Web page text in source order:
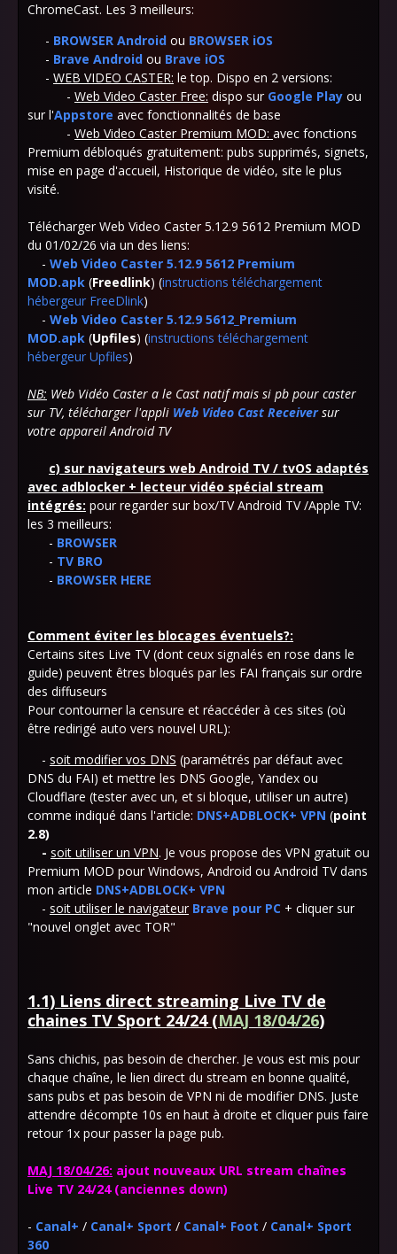
ChromeCast. Les 3 meilleurs:
- BROWSER Android ou BROWSER iOS
- Brave Android ou Brave iOS
- WEB VIDEO CASTER: le top. Dispo en 2 versions:
- Web Video Caster Free: dispo sur Google Play ou
sur l'Appstore avec fonctionnalités de base
- Web Video Caster Premium MOD: avec fonctions
Premium débloqués gratuitement: pubs supprimés, signets,
mise en page d'accueil, Historique de vidéo, site le plus
visité.
Télécharger Web Video Caster 5.12.9 5612 Premium MOD
du 01/02/26 via un des liens:
- Web Video Caster 5.12.9 5612 Premium
MOD.apk (Freedlink) (instructions téléchargement
hébergeur FreeDlink)
- Web Video Caster 5.12.9 5612_Premium
MOD.apk (Upfiles) (instructions téléchargement
hébergeur Upfiles)
NB: Web Vidéo Caster a le Cast natif mais si pb pour caster
sur TV, télécharger l'appli Web Video Cast Receiversur
votre appareil Android TV
c) sur navigateurs web Android TV / tvOS adaptés
avec adblocker + lecteur vidéo spécial stream
intégrés: pour regarder sur box/TV Android TV /Apple TV:
les 3 meilleurs:
- BROWSER
- TV BRO
- BROWSER HERE
Comment éviter les blocages éventuels?:
Certains sites Live TV (dont ceux signalés en rose dans le
guide) peuvent êtres bloqués par les FAI français sur ordre
des diffuseurs
Pour contourner la censure et réaccéder à ces sites (où
être redirigé auto vers nouvel URL):
- soit modifier vos DNS (paramétrés par défaut avec
DNS du FAI) et mettre les DNS Google, Yandex ou
Cloudflare (tester avec un, et si bloque, utiliser un autre)
comme indiqué dans l'article: DNS+ADBLOCK+ VPN (point
2.8)
- soit utiliser un VPN. Je vous propose des VPN gratuit ou
Premium MOD pour Windows, Android ou Android TV dans
mon article DNS+ADBLOCK+ VPN
- soit utiliser le navigateur Brave pour PC + cliquer sur
"nouvel onglet avec TOR"
1.1) Liens direct streaming Live TV de
chaines TV Sport 24/24 (MAJ 18/04/26)
Sans chichis, pas besoin de chercher. Je vous est mis pour
chaque chaîne, le lien direct du stream en bonne qualité,
sans pubs et pas besoin de VPN ni de modifier DNS. Juste
attendre décompte 10s en haut à droite et cliquer puis faire
retour 1x pour passer la page pub.
MAJ 18/04/26: ajout nouveaux URL stream chaînes
Live TV 24/24 (anciennes down)
- Canal+ / Canal+ Sport / Canal+ Foot / Canal+ Sport
360